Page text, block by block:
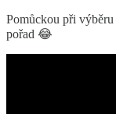
Pomůckou při
pořad 😂